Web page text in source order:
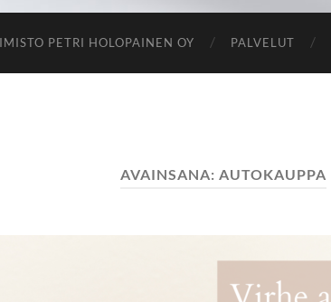
PETRI HOLOPAINEN OY PALVELUT
AVAINSANA: AUTOKAUPPA